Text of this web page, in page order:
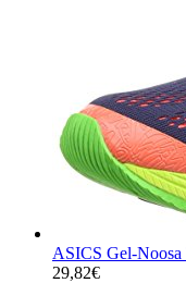
ASICS Gel-Noosa
29,82€